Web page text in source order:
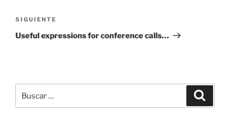
de
entradas
Siguiente
entrada
SIGUIENTE
Useful expressions for conference calls…
por: